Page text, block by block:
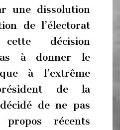
une dissolution
de l’électorat
décision
à donner le
à l’extrême
de la
de ne pas
récents